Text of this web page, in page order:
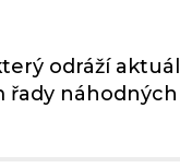
odráží